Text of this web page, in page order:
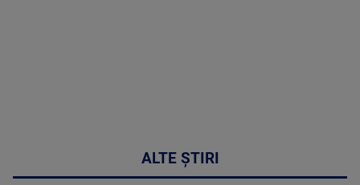
ALTE ȘTIRI